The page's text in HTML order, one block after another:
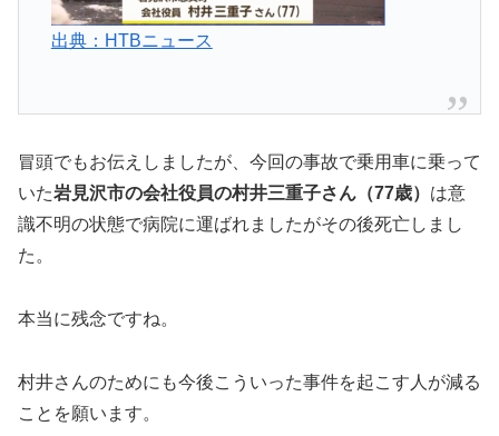
出典：HTBニュース
冒頭でもお伝えしましたが、今回の事故で乗用車に乗って
いた岩見沢市の会社役員の村井三重子さん（77歳） は意
識不明の状態で病院に運ばれましたがその後死亡しまし
た。
本当に残念ですね。
村井さんのためにも今後こういった事件を起こす人が減る
ことを願います。